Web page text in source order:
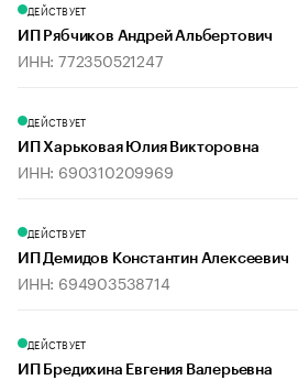
ДЕЙСТВУЕТ
ИП Рябчиков Андрей Альбертович
ИНН: 772350521247
ДЕЙСТВУЕТ
ИП Харьковая Юлия Викторовна
ИНН: 690310209969
ДЕЙСТВУЕТ
ИП Демидов Константин Алексеевич
ИНН: 694903538714
ДЕЙСТВУЕТ
ИП Бредихина Евгения Валерьевна